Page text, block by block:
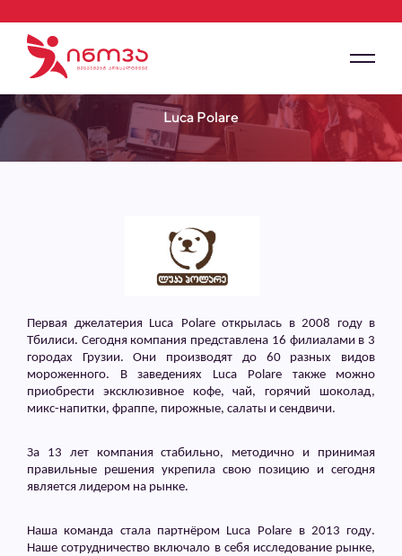
Luca Polare
Первая джелатерия Luca Polareоткрылась в 2008 году в
Тбилиси. Сегодня компания представлена 16 филиалами в 3
городах Грузии. Они производят до 60 разных видов
мороженного. В заведениях
Luca Polare также можно
приобрести эксклюзивное кофе, чай, горячий шоколад,
микс-напитки, фраппе, пирожные, салаты и сендвичи.
За 13 лет компания стабильно, методично и принимая
правильные решения укрепила свою позицию и сегодня
является лидером на рынке.
Наша команда стала партнёром Luca Polare в 2013 году.
Наше сотрудничество включало в себя исследование рынке,